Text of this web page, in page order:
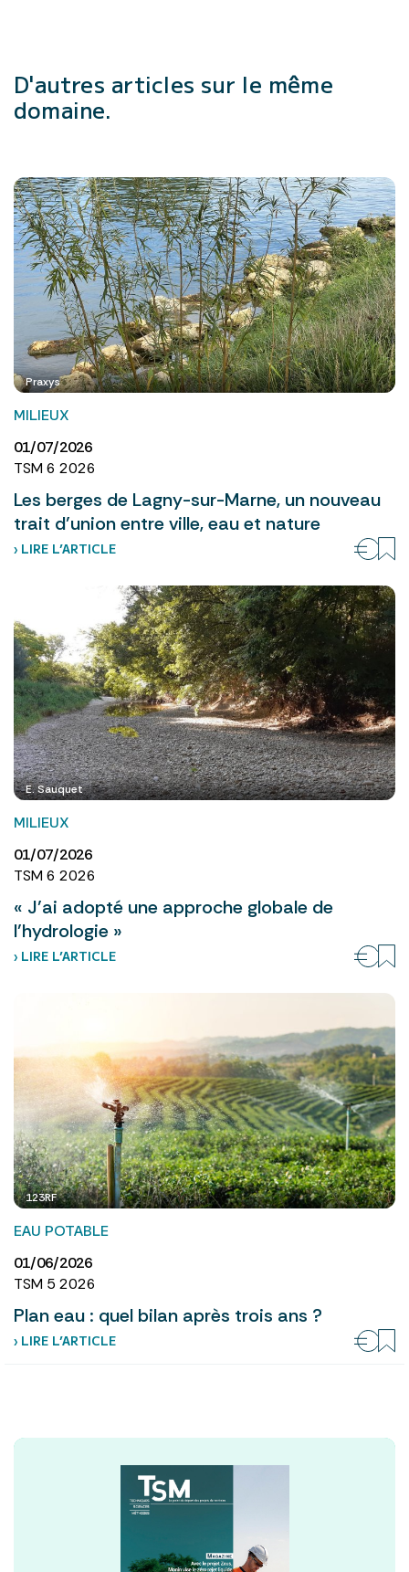
D'autres articles sur le même
domaine.
Praxys
MILIEUX
01/07/2026
TSM 6 2026
Les berges de Lagny-sur-Marne, un nouveau
trait d’union entre ville, eau et nature
› LIRE L’ARTICLE
E. Sauquet
MILIEUX
01/07/2026
TSM 6 2026
« J’ai adopté une approche globale de
l’hydrologie »
› LIRE L’ARTICLE
123RF
EAU POTABLE
01/06/2026
TSM 5 2026
Plan eau : quel bilan après trois ans ?
› LIRE L’ARTICLE